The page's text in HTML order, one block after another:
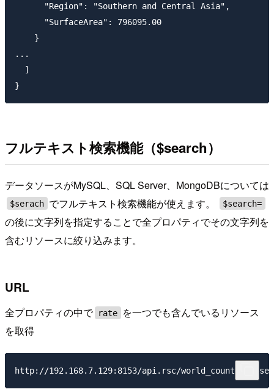
      "Region": "Southern and Central Asia",
      "SurfaceArea": 796095.00
    }
...
  ]
フルテキスト検索機能（$search）
データソースがMySQL、SQL Server、MongoDBについては
$serach でフルテキスト検索機能が使えます。 $search=
の後に文字列を指定することで全プロパティでその文字列を
含むリソースに絞り込みます。
URL
全プロパティの中で rate
を一つでも含んでいるリソース
を取得